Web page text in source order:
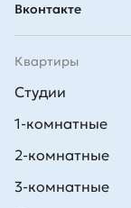
Вконтакте
Квартиры
Студии
1-комнатные
2-комнатные
3-комнатные